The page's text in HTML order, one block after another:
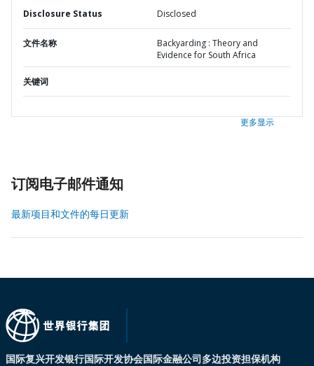
Disclosure Status Disclosed
文件名称
Backyarding : Theory and
Evidence for South Africa
关键词
更多显示
订阅电子邮件通知
最新项目和文件的每日更新
国际复兴开发银行国际开发协会国际金融公司多边投资担保机构